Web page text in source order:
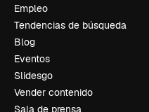
Empleo
Tendencias de búsqueda
Blog
Eventos
Slidesgo
Vender contenido
Sala de prensa